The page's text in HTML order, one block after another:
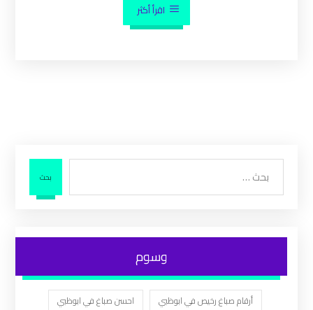
اقرأ أكثر
بحث
وسوم
أرقام صباغ رخيص في ابوظبي
احسن صباغ في ابوظبي